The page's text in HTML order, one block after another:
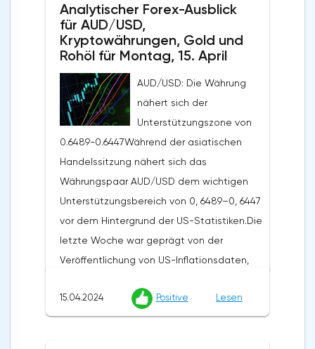
Analytischer Forex-Ausblick
für AUD/USD,
Kryptowährungen, Gold und
Rohöl für Montag, 15. April
AUD/USD: Die Währung
nähert sich der
Unterstützungszone von
0.6489-0.6447Während der asiatischen
Handelssitzung nähert sich das
Währungspaar AUD/USD dem wichtigen
Unterstützungsbereich von 0, 6489–0, 6447
vor dem Hintergrund der US-Statistiken.Die
letzte Woche war geprägt von der
Veröffentlichung von US-Inflationsdaten,
dem Markt beitrugen. Der US-
Verbraucherpreisindex stieg im März
15.04.2024 Positive Lesen